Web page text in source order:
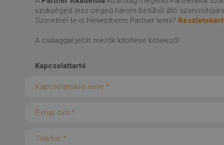
szükséged lesz céged három betűből álló
Szeretnél te is Hevestherm Partner lenni?
A csillaggal jelölt mezők kitöltése kötelező!
Kapcsolattartó